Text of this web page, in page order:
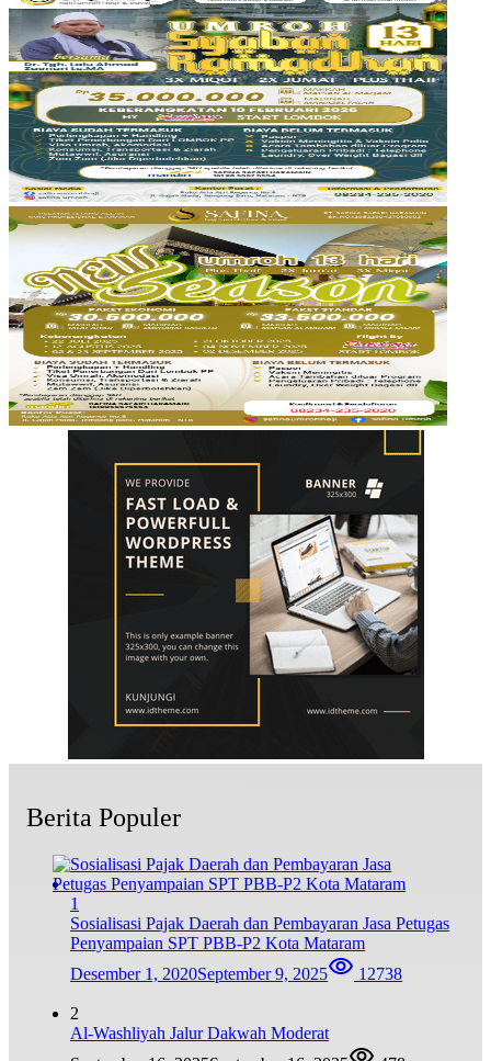
Berita Populer
1
Sosialisasi Pajak Daerah dan Pembayaran Jasa Petugas
Penyampaian SPT PBB-P2 Kota Mataram
Desember 1, 2020September 9, 2025 12738
2
Al-Washliyah Jalur Dakwah Moderat